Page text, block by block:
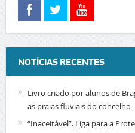
NOTÍCIAS RECENTES
Livro criado por alunos de
as praias fluviais do concelho
“Inaceitável”. Liga para a